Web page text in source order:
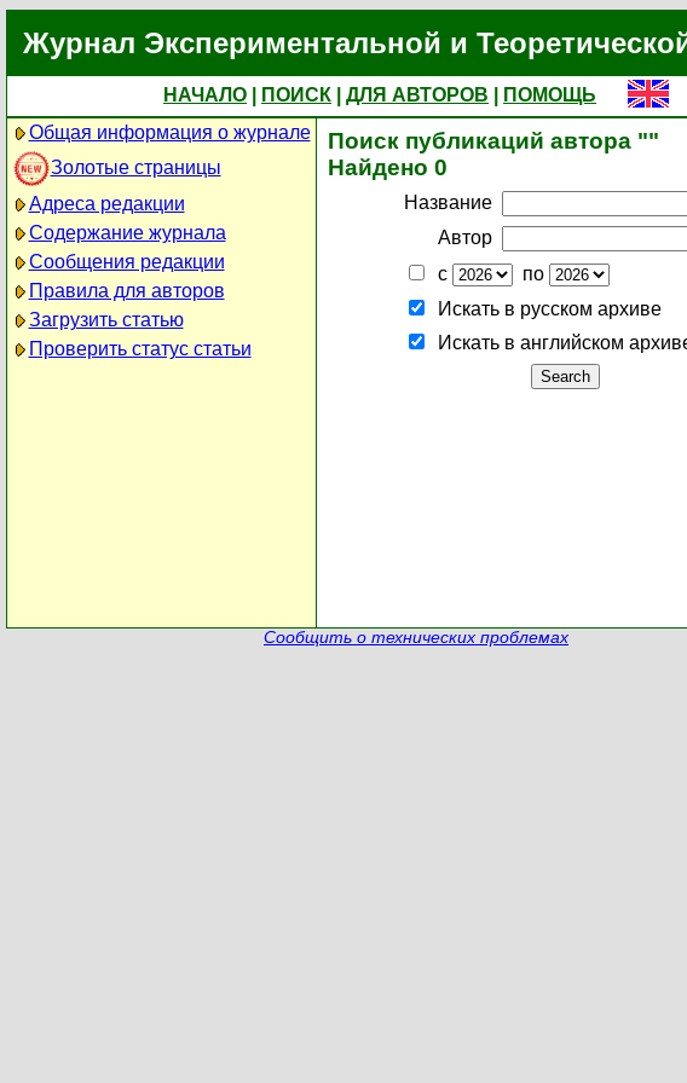
Журнал Экспериментальной и
НАЧАЛО ПОИСК ДЛЯ АВТОРОВ
ПОМОЩЬ
Общая информация о журнале
Золотые страницы
Адреса редакции
Содержание журнала
Сообщения редакции
Правила для авторов
Загрузить статью
Проверить статус статьи
Поиск публикаций автора ""
Найдено 0
Название
Автор
с
по
Искать в русском архиве
Искать в английском
Сообщить о технических проблемах